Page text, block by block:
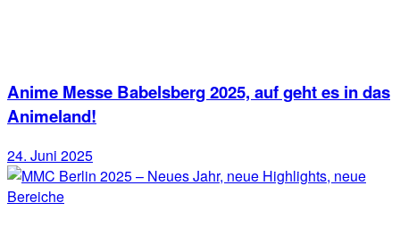
Anime Messe Babelsberg 2025, auf geht es in das
Animeland!
24. Juni 2025